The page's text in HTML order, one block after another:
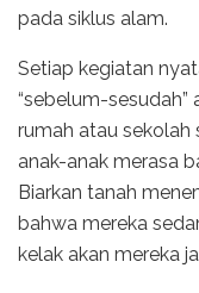
pada siklus alam.
Setiap kegiatan
“sebelum-sesudah”
rumah atau sekolah
anak-anak merasa
Biarkan tanah
bahwa mereka
kelak akan mereka